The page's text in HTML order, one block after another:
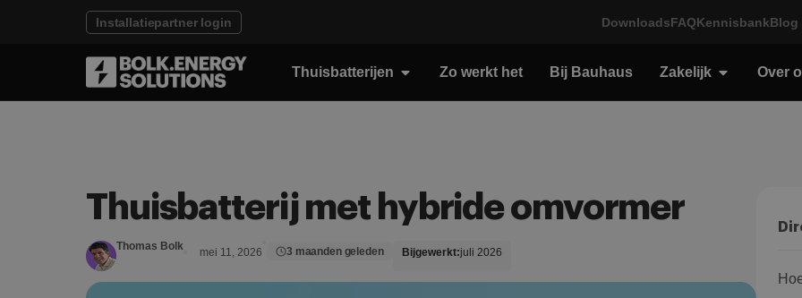
Installatiepartner login DownloadsFAQKennisbankBlog
Thuisbatterijen Zo werkt het Bij Bauhaus Zakelijk Over
Thuisbatterij met hybride omvormer
Thomas Bolk mei 11, 2026 3 maanden geleden Bijgewerkt:juli 2026